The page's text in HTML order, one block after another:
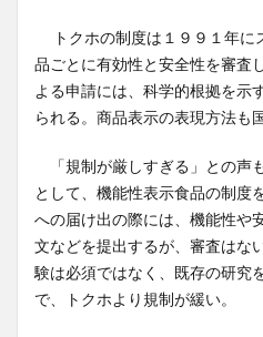
トクホの制度は１９９１年に
品ごとに有効性と安全性を審査
よる申請には、科学的根拠を示
られる。商品表示の表現方法も
「規制が厳しすぎる」との声
として、機能性表示食品の制度
への届け出の際には、機能性や
文などを提出するが、審査はな
験は必須ではなく、既存の研究
で、トクホより規制が緩い。